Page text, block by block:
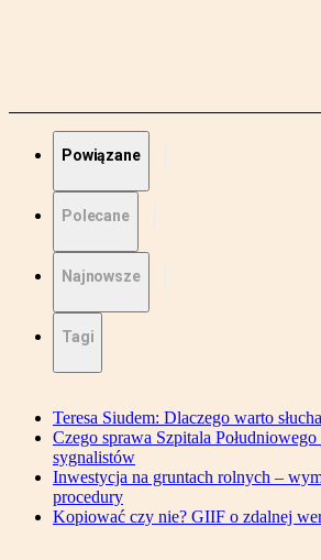
Powiązane
Polecane
Najnowsze
Tagi
Teresa Siudem: Dlaczego warto
Czego sprawa Szpitala
sygnalistów
Inwestycja na gruntach rolnych –
procedury
Kopiować czy nie? GIIF o zdalnej